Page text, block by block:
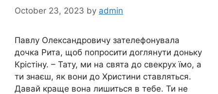
October 23, 2023 by admin
Павлу Олександровичу зателефонувала
дочка Рита, щоб попросити доглянути доньку
Крістіну. – Тату, ми на свята до свекрух їмо, а
ти знаєш, як вони до Христини ставляться.
Давай краще вона лишиться в тебе. Ти не